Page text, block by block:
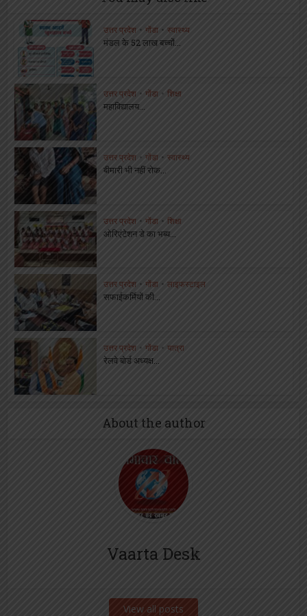
उत्तर प्रदेश • गोंडा • स्वास्थ्य
मंडल के 52 लाख बच्चों...
उत्तर प्रदेश • गोंडा शिक्षा
महाविद्यालय...
उत्तर प्रदेश • गोंडा • स्वास्थ्य
बीमारी भी नहीं रोक...
उत्तर प्रदेश • गोंडा • शिक्षा
ओरिएंटेशन डे का भब्य...
उत्तर प्रदेश • गोंडा • लाइफस्टाइल
सफाईकर्मियों की...
उत्तर प्रदेश • गोंडा • यात्रा
रेलवे बोर्ड अध्यक्ष...
About the author
Vaarta Desk
View all posts